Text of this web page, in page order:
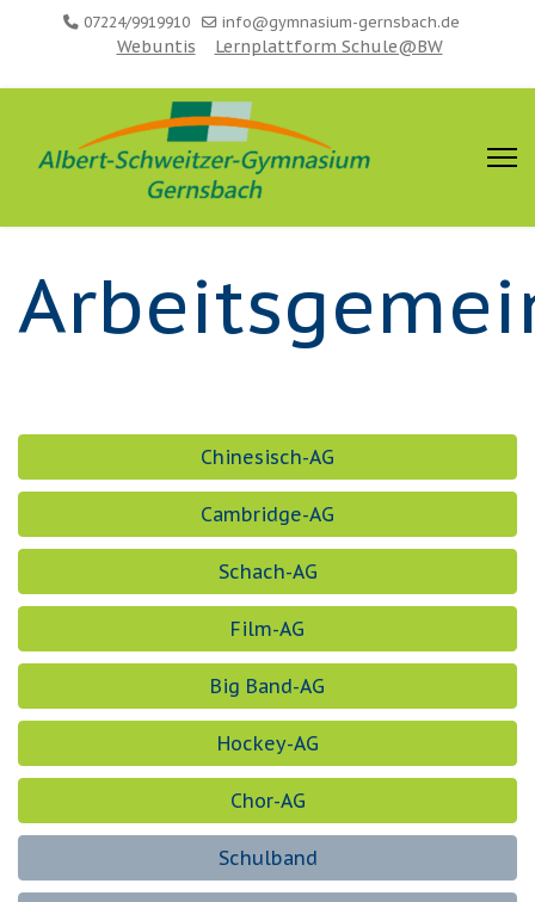
07224/9919910 info@gymnasium-gernsbach.de
Webuntis Lernplattform Schule@BW
Chinesisch-AG
Cambridge-AG
Schach-AG
Film-AG
Big Band-AG
Hockey-AG
Chor-AG
Schulband